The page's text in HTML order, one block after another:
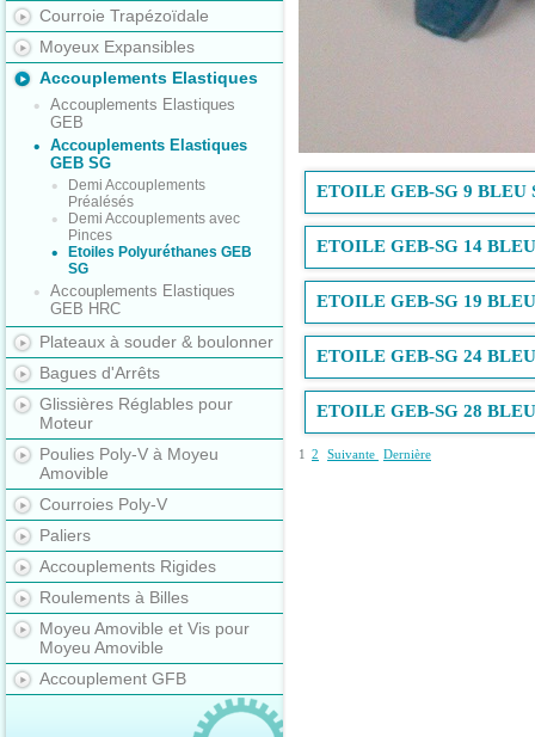
Courroie Trapézoïdale
Moyeux Expansibles
Accouplements Elastiques
Accouplements Elastiques
GEB
Accouplements Elastiques
GEB SG
Demi Accouplements
Préalésés
Demi Accouplements avec
Pinces
Etoiles Polyuréthanes GEB
SG
Accouplements Elastiques
GEB HRC
Plateaux à souder & boulonner
Bagues d'Arrêts
Glissières Réglables pour
Moteur
Poulies Poly-V à Moyeu
Amovible
Courroies Poly-V
Paliers
Accouplements Rigides
Roulements à Billes
Moyeu Amovible et Vis pour
Moyeu Amovible
Accouplement GFB
ETOILE GEB-SG 9 BLEU
ETOILE GEB-SG 14
ETOILE GEB-SG 19
ETOILE GEB-SG 24
ETOILE GEB-SG 28
1 2 Suivante Dernière